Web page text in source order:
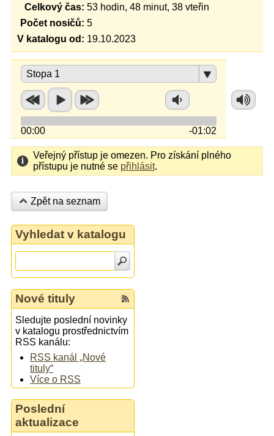
Celkový čas: 53 hodin, 48 minut, 38 vteřin
Počet nosičů: 5
V katalogu od: 19.10.2023
Stopa 1
00:00 -01:02
Veřejný přístup je omezen. Pro získání plného
přístupu je nutné se přihlásit.
Zpět na seznam
Vyhledat v katalogu
Nové tituly
Sledujte poslední novinky
v katalogu prostřednictvím
RSS kanálu:
RSS kanál „Nové
tituly“
Více o RSS
Poslední
aktualizace